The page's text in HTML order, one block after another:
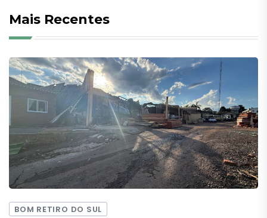
Mais Recentes
BOM RETIRO DO SUL